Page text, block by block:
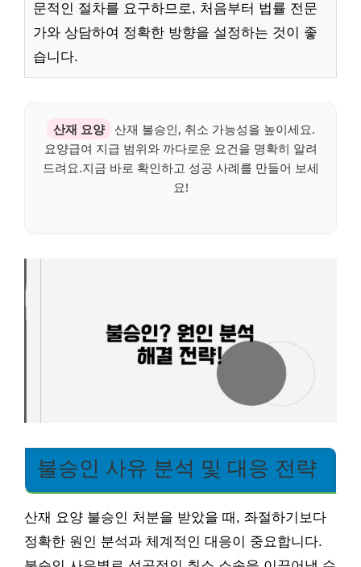
문적인 절차를 요구하므로, 처음부터 법률 전문
가와 상담하여 정확한 방향을 설정하는 것이 좋
습니다.
산재 요양
산재 불승인, 취소 가능성을 높이세요.
요양급여 지급 범위와 까다로운 요건을 명확히 알려
드려요.지금 바로 확인하고 성공 사례를 만들어 보세
요!
불승인 사유 분석 및 대응 전략
산재 요양 불승인 처분을 받았을 때, 좌절하기보다
정확한 원인 분석과 체계적인 대응이 중요합니다.